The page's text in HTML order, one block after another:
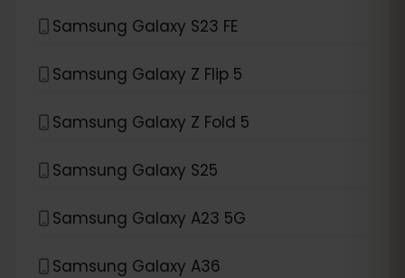
Samsung Galaxy S23 FE
Samsung Galaxy Z Flip 5
Samsung Galaxy Z Fold 5
Samsung Galaxy S25
Samsung Galaxy A23 5G
Samsung Galaxy A36